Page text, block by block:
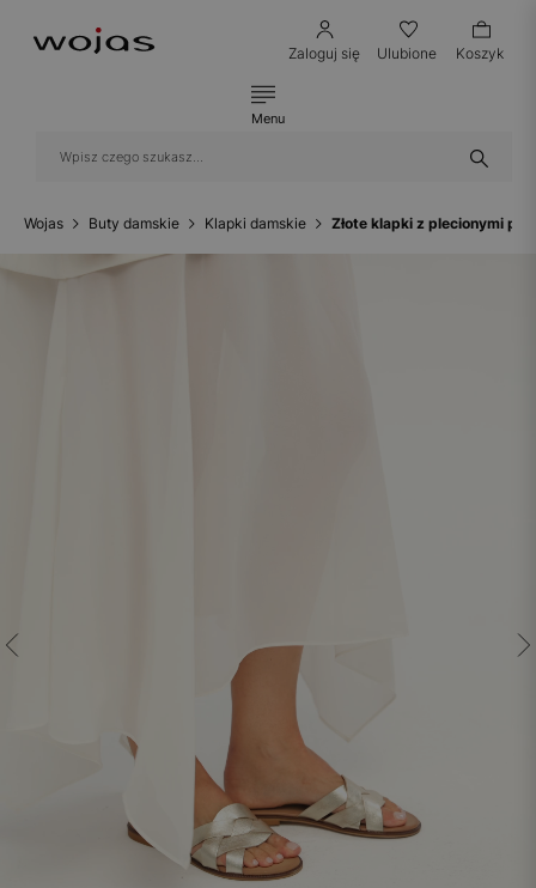
Zaloguj się Ulubione Koszyk
Menu
Wojas Buty damskie Klapki damskie Złote klapki z plecionymi